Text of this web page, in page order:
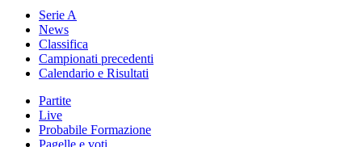
Serie A
News
Classifica
Campionati precedenti
Calendario e Risultati
Partite
Live
Probabile Formazione